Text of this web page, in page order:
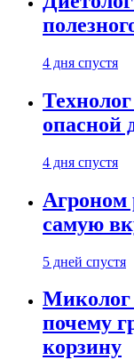
4 дня спустя
опасной
4 дня спустя
Агроном
самую
5 дней спустя
Миколог
почему
корзину